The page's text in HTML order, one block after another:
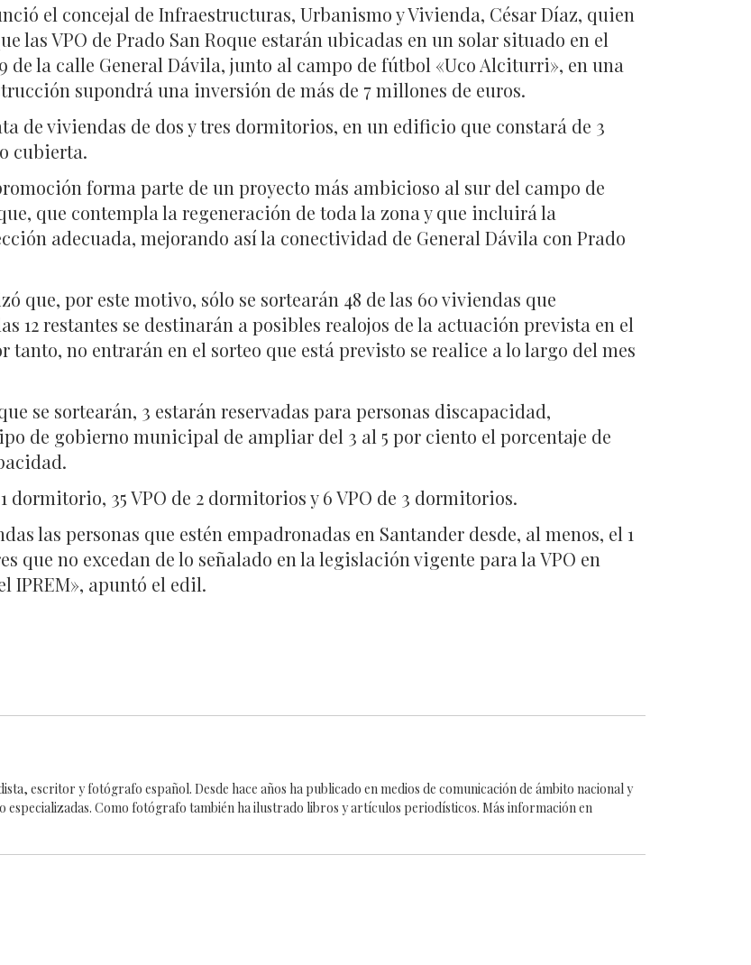
el concejal de Infraestructuras, Urbanismo y Vivienda, César Díaz, quien
las VPO de Prado San Roque estarán ubicadas en un solar situado en el
de la calle General Dávila, junto al campo de fútbol «Uco Alciturri», en una
supondrá una inversión de más de 7 millones de euros.
de viviendas de dos y tres dormitorios, en un edificio que constará de 3
cubierta.
forma parte de un proyecto más ambicioso al sur del campo de
que contempla la regeneración de toda la zona y que incluirá la
adecuada, mejorando así la conectividad de General Dávila con Prado
que, por este motivo, sólo se sortearán 48 de las 60 viviendas que
12 restantes se destinarán a posibles realojos de la actuación prevista en el
no entrarán en el sorteo que está previsto se realice a lo largo del mes
se sortearán, 3 estarán reservadas para personas discapacidad,
de gobierno municipal de ampliar del 3 al 5 por ciento el porcentaje de
dormitorio, 35 VPO de 2 dormitorios y 6 VPO de 3 dormitorios.
las personas que estén empadronadas en Santander desde, al menos, el 1
que no excedan de lo señalado en la legislación vigente para la VPO en
IPREM», apuntó el edil.
escritor y fotógrafo español. Desde hace años ha publicado en medios de comunicación de ámbito nacional y
especializadas. Como fotógrafo también ha ilustrado libros y artículos periodísticos. Más información en